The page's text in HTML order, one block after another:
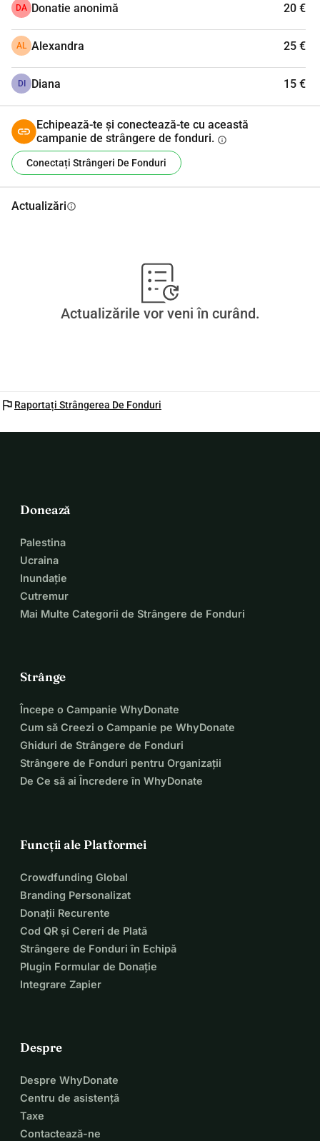
DA Donatie anonimă 20 €
AL Alexandra 25 €
DI Diana 15 €
Echipează-te și conectează-te cu această
campanie de strângere de fonduri. info
Conectați Strângeri De Fonduri
Actualizăriinfo
Actualizările vor veni în curând.
flag Raportați Strângerea De Fonduri
Donează
Palestina
Ucraina
Inundație
Cutremur
Mai Multe Categorii de Strângere de Fonduri
Strânge
Începe o Campanie WhyDonate
Cum să Creezi o Campanie pe WhyDonate
Ghiduri de Strângere de Fonduri
Strângere de Fonduri pentru Organizații
De Ce să ai Încredere în WhyDonate
Funcții ale Platformei
Crowdfunding Global
Branding Personalizat
Donații Recurente
Cod QR și Cereri de Plată
Strângere de Fonduri în Echipă
Plugin Formular de Donație
Integrare Zapier
Despre
Despre WhyDonate
Centru de asistență
Taxe
Contactează-ne